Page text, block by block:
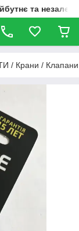
та
/ Крани / Клапани